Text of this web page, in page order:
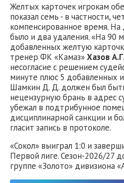
Желтых карточек игрокам
показал семь - в частности,
компенсированное время.
было и два удаления. «На 90
добавленных желтую
тренер ФК «Камаз»Хазов
несогласие с решением
минуте плюс 5 добавленных
Шамкин Д. Д. должен был
нецензурную брань в адрес
убежал в подтрибунное
дисциплинарной санкции и
гласит запись в протоколе.
«Сокол» выиграл 1:0 и
Первой лиге. Сезон-2026/27
группе «Золото» дивизиона